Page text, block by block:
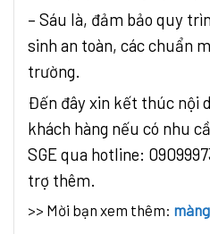
– Sáu là, đảm bảo quy
sinh an toàn, các chuẩn
trường.
Đến đây xin kết thúc nội
khách hàng nếu có nhu
SGE qua hotline:
trợ thêm.
>> Mời bạn xem thêm: